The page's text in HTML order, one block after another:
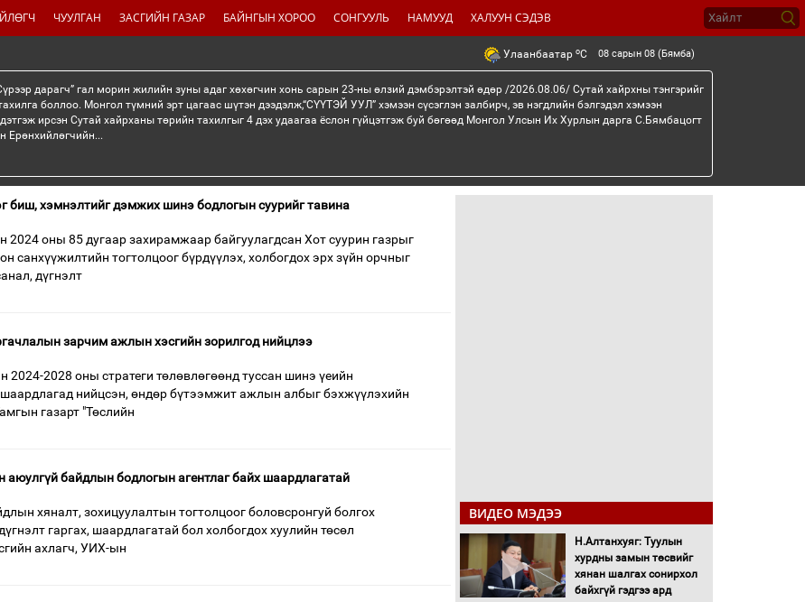
ЧУУЛГАН ЗАСГИЙН ГАЗАР БАЙНГЫН ХОРОО СОНГУУЛЬ НАМУУД ХАЛУУН СЭДЭВ
Улаанбаатар oC 08 сарын 08 (Бямба)
дарагч” гал морин жилийн зуны адаг хөхөгчин хонь сарын 23-ны өлзий дэмбэрэлтэй өдөр /2026.08.06/ Сутай хайрхны тэнгэрийг
боллоо. Монгол түмний эрт цагаас шүтэн дээдэлж,“СҮҮТЭЙ УУЛ” хэмээн сүсэглэн залбирч, эв нэгдлийн бэлгэдэл хэмээн
ирсэн Сутай хайрханы төрийн тахилгыг 4 дэх удаагаа ёслон гүйцэтгэж буй бөгөөд Монгол Улсын Их Хурлын дарга С.Бямбацогт
Ерөнхийлөгчийн...
биш, хэмнэлтийг дэмжих шинэ бодлогын суурийг тавина
оны 85 дугаар захирамжаар байгуулагдсан Хот суурин газрыг
санхүүжилтийн тогтолцоог бүрдүүлэх, холбогдох эрх зүйн орчныг
дүгнэлт
зарчим ажлын хэсгийн зорилгод нийцлээ
2028 оны стратеги төлөвлөгөөнд туссан шинэ үеийн
нийцсэн, өндөр бүтээмжит ажлын албыг бэхжүүлэхийн
газарт "Төслийн
байдлын бодлогын агентлаг байх шаардлагатай
хяналт, зохицуулалтын тогтолцоог боловсронгуй болгох
гаргах, шаардлагатай бол холбогдох хуулийн төсөл
ахлагч, УИХ-ын
ВИДЕО МЭДЭЭ
Н.Алтанхуяг: Туулын
хурдны замын төсвийг
хянан шалгах сонирхол
байхгүй гэдгээ ард